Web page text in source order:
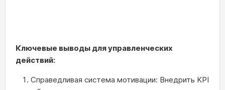
Ключевые выводы для управленческих
действий:
Справедливая система мотивации: Внедрить KPI